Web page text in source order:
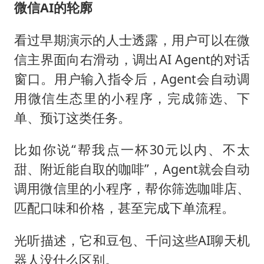
微信AI的轮廓
看过早期演示的人士透露，用户可以在微
信主界面向右滑动，调出AI Agent的对话
窗口。用户输入指令后，Agent会自动调
用微信生态里的小程序，完成筛选、下
单、预订这类任务。
比如你说“帮我点一杯30元以内、不太
甜、附近能自取的咖啡”，Agent就会自动
调用微信里的小程序，帮你筛选咖啡店、
匹配口味和价格，甚至完成下单流程。
光听描述，它和豆包、千问这些AI聊天机
器人没什么区别。